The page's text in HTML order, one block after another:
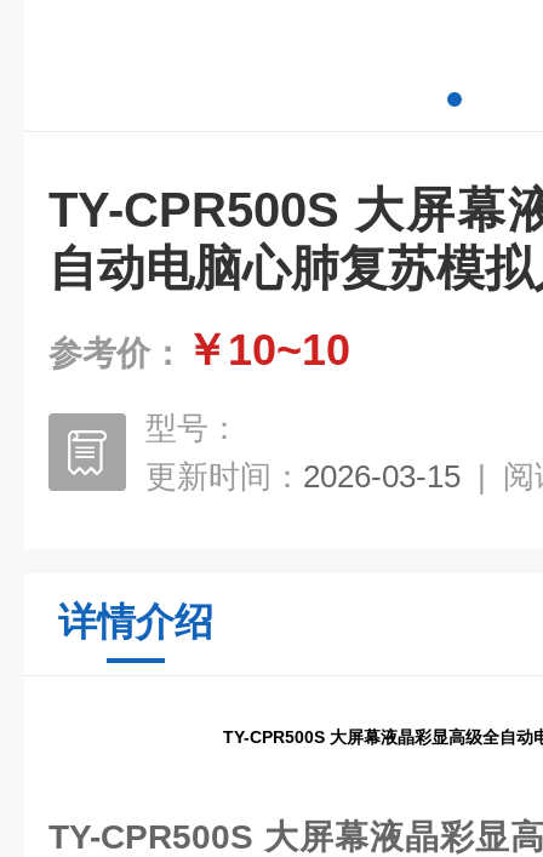
TY-CPR500S 大屏幕
自动电脑心肺复苏模
参考价： ￥10~10
型号：
更新时间： 2026-03-15 | 阅
详情介绍
TY-CPR500S 大屏幕液晶彩显高级全自动
TY-CPR500S 大屏幕液晶彩显